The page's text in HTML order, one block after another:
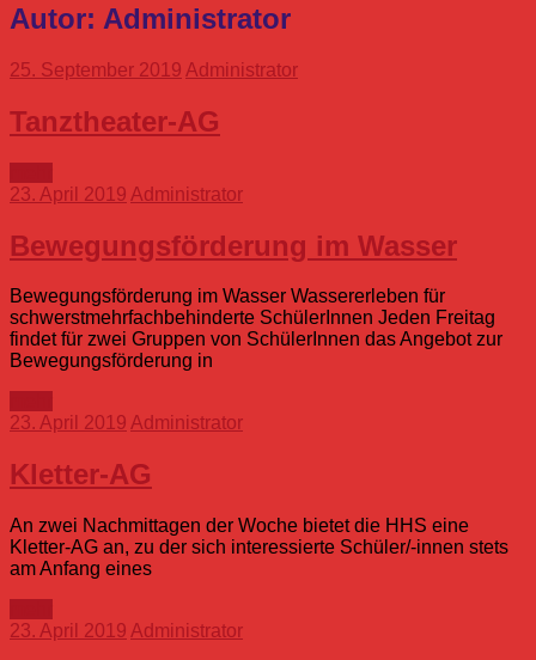
Autor: Administrator
25. September 2019 Administrator
Tanztheater-AG
23. April 2019 Administrator
Bewegungsförderung im Wasser
Bewegungsförderung im Wasser Wassererleben für
schwerstmehrfachbehinderte SchülerInnen Jeden Freitag
findet für zwei Gruppen von SchülerInnen das Angebot zur
Bewegungsförderung in
23. April 2019 Administrator
Kletter-AG
An zwei Nachmittagen der Woche bietet die HHS eine
Kletter-AG an, zu der sich interessierte Schüler/-innen stets
am Anfang eines
23. April 2019 Administrator